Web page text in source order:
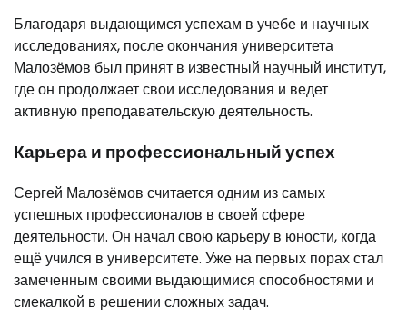
Благодаря выдающимся успехам в учебе и научных
исследованиях, после окончания университета
Малозёмов был принят в известный научный институт,
где он продолжает свои исследования и ведет
активную преподавательскую деятельность.
Карьера и профессиональный успех
Сергей Малозёмов считается одним из самых
успешных профессионалов в своей сфере
деятельности. Он начал свою карьеру в юности, когда
ещё учился в университете. Уже на первых порах стал
замеченным своими выдающимися способностями и
смекалкой в решении сложных задач.